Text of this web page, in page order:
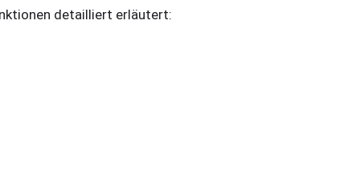
detailliert erläutert: